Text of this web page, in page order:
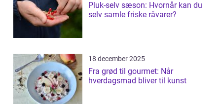
Pluk-selv sæson: Hvornår kan du
selv samle friske råvarer?
18 december 2025
Fra grød til gourmet: Når
hverdagsmad bliver til kunst